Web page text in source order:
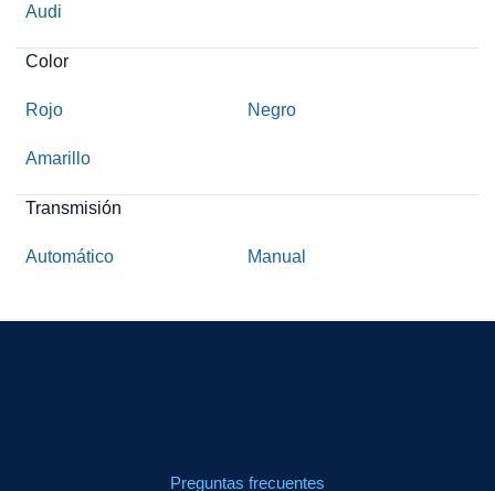
Audi
Color
Rojo Negro
Amarillo
Transmisión
Automático Manual
Preguntas frecuentes